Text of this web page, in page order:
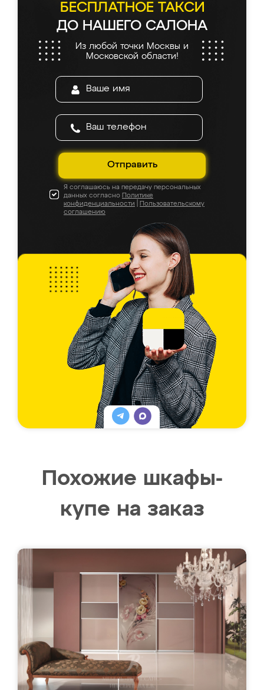
БЕСПЛАТНОЕ ТАКСИ
ДО НАШЕГО САЛОНА
Из любой точки Москвы и
Московской области!
Отправить
Я соглашаюсь на передачу персональных
данных согласно Политике
конфиденциальности
Пользовательскому
соглашению
Похожие шкафы-
купе на заказ